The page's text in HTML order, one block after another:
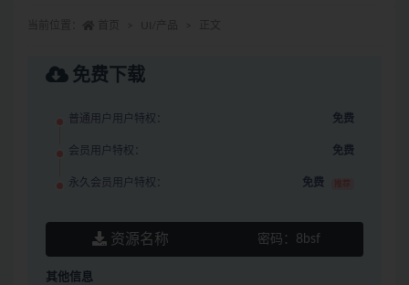
免费下载
普通用户用户特权： 免费
会员用户特权： 免费
永久会员用户特权： 免费 推荐
资源名称 密码： 8bsf
其他信息